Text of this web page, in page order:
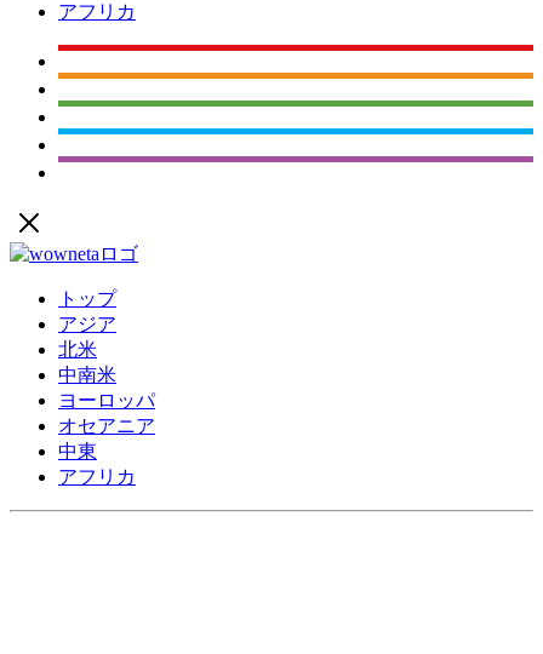
アフリカ
トップ
アジア
北米
中南米
ヨーロッパ
オセアニア
中東
アフリカ